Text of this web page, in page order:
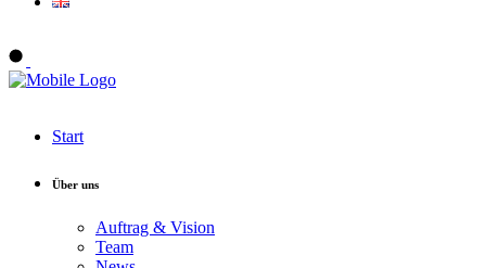
Start
Über uns
Auftrag & Vision
Team